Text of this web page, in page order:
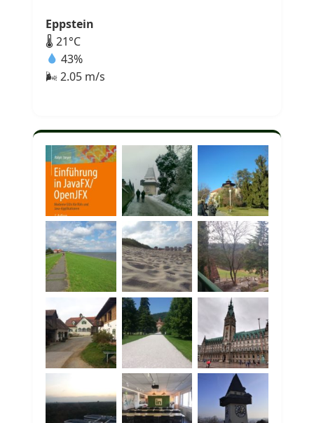
Eppstein
🌡 21°C
43%
🌬 2.05 m/s